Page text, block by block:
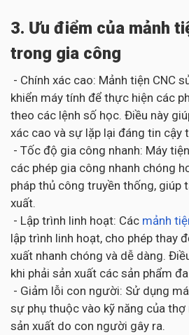
3. Ưu điểm của mảnh
trong gia công
- Chính xác cao: Mảnh tiện CNC
khiển máy tính để thực hiện các
theo các lệnh số học. Điều này
xác cao và sự lặp lại đáng tin cậy
- Tốc độ gia công nhanh: Máy
các phép gia công nhanh chóng
pháp thủ công truyền thống, giúp
xuất.
- Lập trình linh hoạt: Các mảnh
lập trình linh hoạt, cho phép thay
xuất nhanh chóng và dễ dàng.
khi phải sản xuất các sản phẩm
- Giảm lỗi con người: Sử dụng
sự phụ thuộc vào kỹ năng của thợ
sản xuất do con người gây ra.